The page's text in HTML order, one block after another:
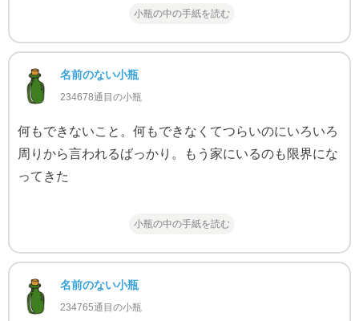
小瓶の中の手紙を読む
名前のない小瓶
234678通目の小瓶
何もできないこと。何もできなくてつらいのにいろいろ
周りから言われるばっかり。もう家にいるのも限界にな
ってきた
小瓶の中の手紙を読む
名前のない小瓶
234765通目の小瓶